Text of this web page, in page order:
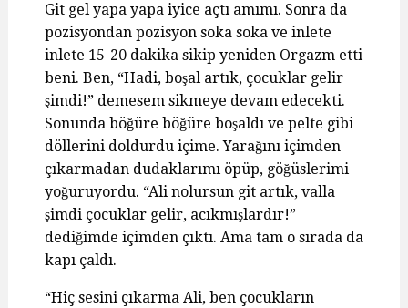
Git gel yapa yapa iyice açtı amımı. Sonra da
pozisyondan pozisyon soka soka ve inlete
inlete 15-20 dakika sikip yeniden Orgazm etti
beni. Ben, “Hadi, boşal artık, çocuklar gelir
şimdi!” demesem sikmeye devam edecekti.
Sonunda böğüre böğüre boşaldı ve pelte gibi
döllerini doldurdu içime. Yarağını içimden
çıkarmadan dudaklarımı öpüp, göğüslerimi
yoğuruyordu. “Ali nolursun git artık, valla
şimdi çocuklar gelir, acıkmışlardır!”
dediğimde içimden çıktı. Ama tam o sırada da
kapı çaldı.
“Hiç sesini çıkarma Ali, ben çocukların